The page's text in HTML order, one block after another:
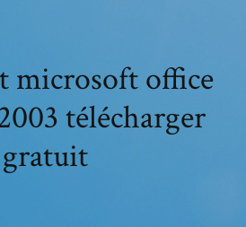
microsoft office
télécharger
gratuit